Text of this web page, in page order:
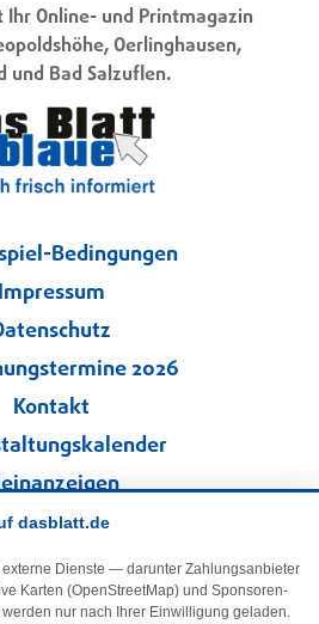
Ihr Online- und Printmagazin
Oerlinghausen,
und Bad Salzuflen.
Bedingungen
Impressum
2026
Kontakt
dasblatt.de
Dienste — darunter Zahlungsanbieter
Karten (OpenStreetMap) und Sponsoren-
werden nur nach Ihrer Einwilligung geladen.